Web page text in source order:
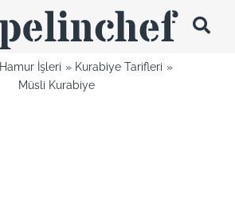
Hamur İşleri
Kurabiye Tarifleri
Müsli Kurabiye